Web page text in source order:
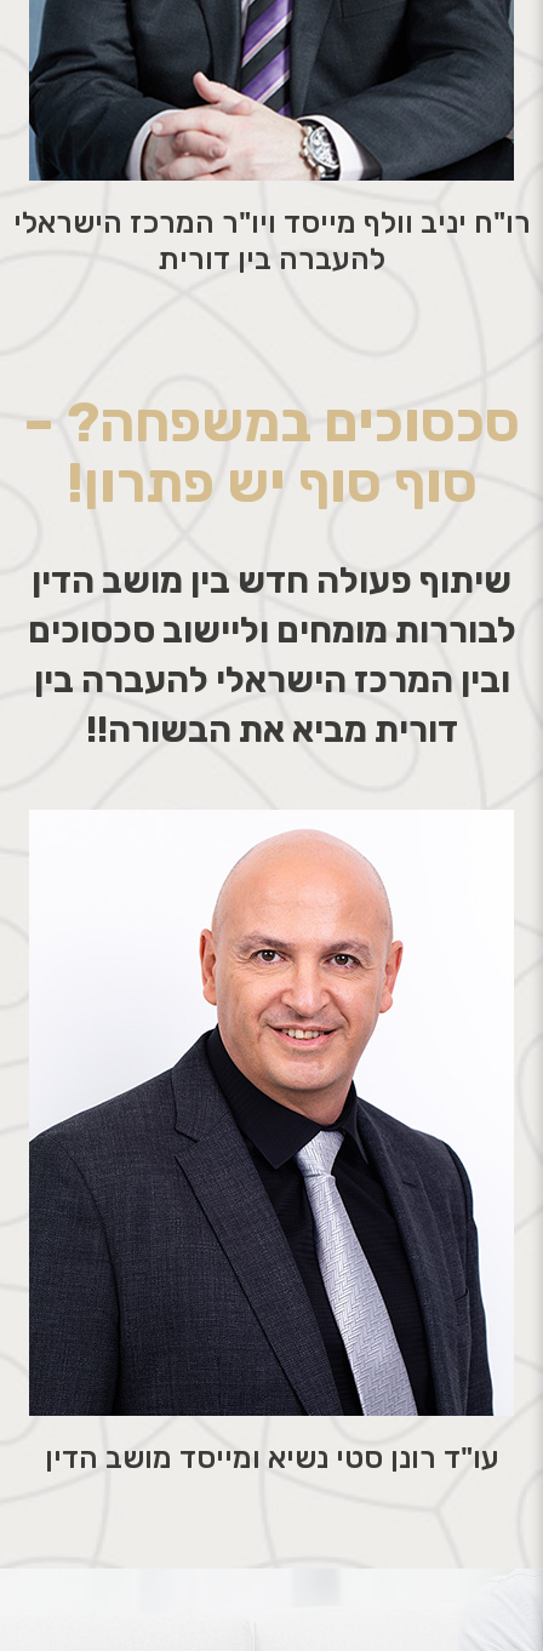
רו"ח יניב וולף מייסד ויו"ר המרכז הישראלי
להעברה בין דורית
סכסוכים במשפחה? –
סוף סוף יש פתרון!
שיתוף פעולה חדש בין מושב הדין
לבוררות מומחים וליישוב סכסוכים
ובין המרכז הישראלי להעברה בין
דורית מביא את הבשורה!!
עו"ד רונן סטי נשיא ומייסד מושב הדין